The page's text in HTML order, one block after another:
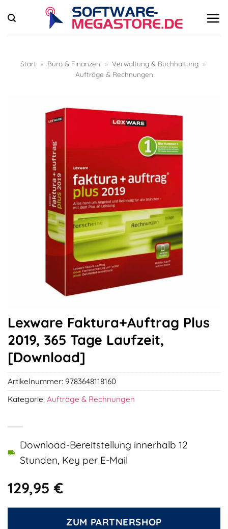
Inhalt
springen
Start » Büro & Finanzen » Verwaltung & Buchhaltung »
Aufträge & Rechnungen
Lexware Faktura+Auftrag Plus
2019, 365 Tage Laufzeit,
[Download]
129,95€
Download-Bereitstellung innerhalb 12
Stunden, Key per E-Mail
ZUM PARTNERSHOP
Artikelnummer: 9783648118160
Kategorie: Aufträge & Rechnungen